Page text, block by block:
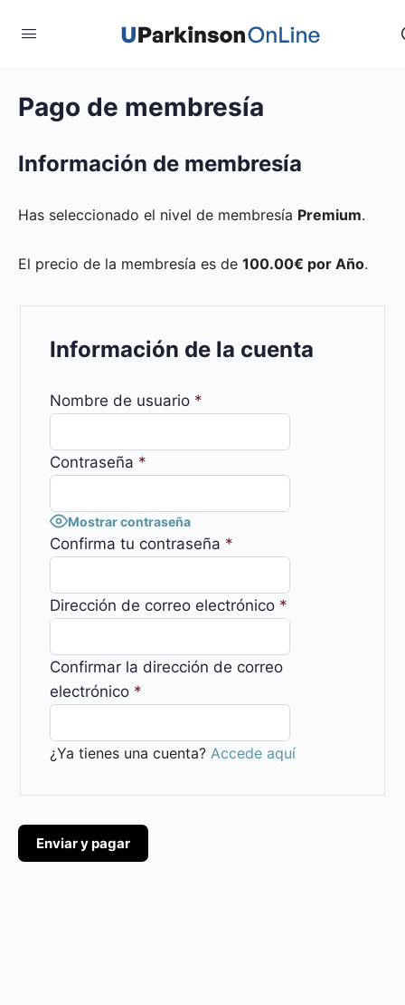
Pago de membresía
Información de membresía
Has seleccionado el nivel de membresía Premium.
El precio de la membresía es de 100.00€ por Año.
Información de la cuenta
Nombre de usuario *
Contraseña *
Mostrar contraseña
Confirma tu contraseña *
Dirección de correo electrónico *
Confirmar la dirección de correo
electrónico *
¿Ya tienes una cuenta? Accede aquí